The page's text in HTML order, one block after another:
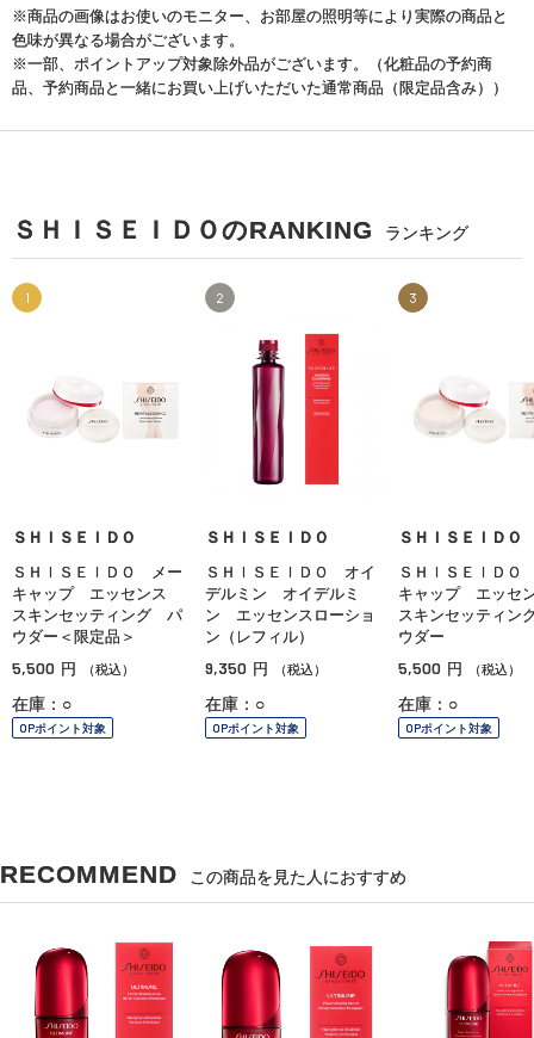
※商品の画像はお使いのモニター、お部屋の照明等により実際の商品と
色味が異なる場合がございます。
※一部、ポイントアップ対象除外品がございます。（化粧品の予約商
品、予約商品と一緒にお買い上げいただいた通常商品（限定品含み））
ＳＨＩＳＥＩＤＯのRANKING ランキング
1
ＳＨＩＳＥＩＤＯ
ＳＨＩＳＥＩＤＯ メー
キャップ エッセンス
スキンセッティング パ
ウダー＜限定品＞
5,500 円 （税込）
在庫：○
OPポイント対象
2
ＳＨＩＳＥＩＤＯ
ＳＨＩＳＥＩＤＯ オイ
デルミン オイデルミ
ン エッセンスローショ
ン（レフィル）
9,350 円 （税込）
在庫：○
OPポイント対象
3
ＳＨＩＳＥＩＤＯ
ＳＨＩＳＥＩＤ
キャップ エッ
スキンセッティ
ウダー
5,500 円 （税込）
在庫：○
OPポイント対象
RECOMMEND この商品を見た人におすすめ